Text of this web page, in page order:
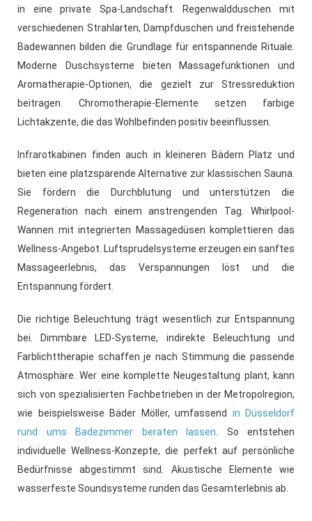
in eine private Spa-Landschaft. Regenwaldduschen mit
verschiedenen Strahlarten, Dampfduschen und freistehende
Badewannen bilden die Grundlage für entspannende Rituale.
Moderne Duschsysteme bieten Massagefunktionen und
Aromatherapie-Optionen, die gezielt zur Stressreduktion
beitragen. Chromotherapie-Elemente setzen farbige
Lichtakzente, die das Wohlbefinden positiv beeinflussen.
Infrarotkabinen finden auch in kleineren Bädern Platz und
bieten eine platzsparende Alternative zur klassischen Sauna.
Sie fördern die Durchblutung und unterstützen die
Regeneration nach einem anstrengenden Tag. Whirlpool-
Wannen mit integrierten Massagedüsen komplettieren das
Wellness-Angebot. Luftsprudelsysteme erzeugen ein sanftes
Massageerlebnis, das Verspannungen löst und die
Entspannung fördert.
Die richtige Beleuchtung trägt wesentlich zur Entspannung
bei. Dimmbare LED-Systeme, indirekte Beleuchtung und
Farblichttherapie schaffen je nach Stimmung die passende
Atmosphäre. Wer eine komplette Neugestaltung plant, kann
sich von spezialisierten Fachbetrieben in der Metropolregion,
wie beispielsweise Bäder Möller, umfassend in Düsseldorf
rund ums Badezimmer beraten lassen. So entstehen
individuelle Wellness-Konzepte, die perfekt auf persönliche
Bedürfnisse abgestimmt sind. Akustische Elemente wie
wasserfeste Soundsysteme runden das Gesamterlebnis ab.